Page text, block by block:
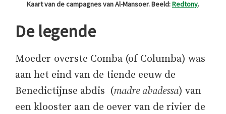
Kaart van de campagnes van Al-Mansoer. Beeld:Redtony.
De legende
Moeder-overste Comba (of Columba) was
aan het eind van de tiende eeuw de
Benedictijnse abdis (madre abadessa) van
een klooster aan de oever van de rivier de